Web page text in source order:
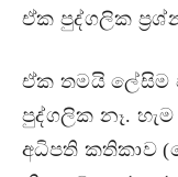
ඒක පුද්ගලික
ඒක තමයි ලේසිම
පුද්ගලික නෑ.
අධිපති කතිකාව